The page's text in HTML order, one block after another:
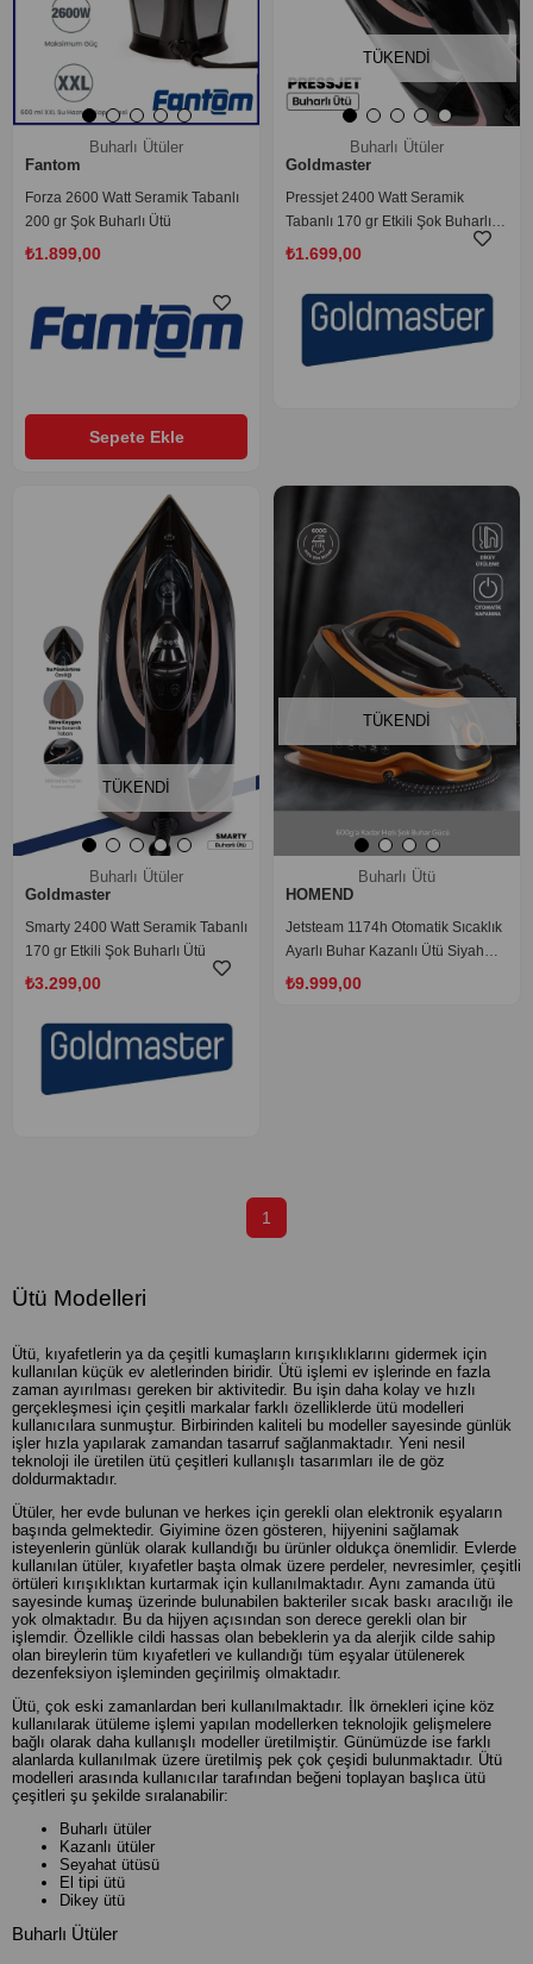
Buharlı Ütüler
Fantom
Forza 2600 Watt Seramik Tabanlı
200 gr Şok Buharlı Ütü
₺1.899,00
Sepete Ekle
TÜKENDI
Buharlı Ütüler
Goldmaster
Pressjet 2400 Watt Seramik
Tabanlı 170 gr Etkili Şok Buharlı
Ütü
₺1.699,00
TÜKENDI
Buharlı Ütüler
Goldmaster
Smarty 2400 Watt Seramik Tabanlı
170 gr Etkili Şok Buharlı Ütü
₺3.299,00
TÜKENDI
Buharlı Ütü
HOMEND
Jetsteam 1174h Otomatik Sıcaklık
Ayarlı Buhar Kazanlı Ütü Siyah
Turuncu
₺9.999,00
1
Ütü Modelleri
Ütü, kıyafetlerin ya da çeşitli kumaşların kırışıklıklarını gidermek için
kullanılan küçük ev aletlerinden biridir. Ütü işlemi ev işlerinde en fazla
zaman ayırılması gereken bir aktivitedir. Bu işin daha kolay ve hızlı
gerçekleşmesi için çeşitli markalar farklı özelliklerde ütü modelleri
kullanıcılara sunmuştur. Birbirinden kaliteli bu modeller sayesinde günlük
işler hızla yapılarak zamandan tasarruf sağlanmaktadır. Yeni nesil
teknoloji ile üretilen ütü çeşitleri kullanışlı tasarımları ile de göz
doldurmaktadır.
Ütüler, her evde bulunan ve herkes için gerekli olan elektronik eşyaların
başında gelmektedir. Giyimine özen gösteren, hijyenini sağlamak
isteyenlerin günlük olarak kullandığı bu ürünler oldukça önemlidir. Evlerde
kullanılan ütüler, kıyafetler başta olmak üzere perdeler, nevresimler, çeşitli
örtüleri kırışıklıktan kurtarmak için kullanılmaktadır. Aynı zamanda ütü
sayesinde kumaş üzerinde bulunabilen bakteriler sıcak baskı aracılığı ile
yok olmaktadır. Bu da hijyen açısından son derece gerekli olan bir
işlemdir. Özellikle cildi hassas olan bebeklerin ya da alerjik cilde sahip
olan bireylerin tüm kıyafetleri ve kullandığı tüm eşyalar ütülenerek
dezenfeksiyon işleminden geçirilmiş olmaktadır.
Ütü, çok eski zamanlardan beri kullanılmaktadır. İlk örnekleri içine köz
kullanılarak ütüleme işlemi yapılan modellerken teknolojik gelişmelere
bağlı olarak daha kullanışlı modeller üretilmiştir. Günümüzde ise farklı
alanlarda kullanılmak üzere üretilmiş pek çok çeşidi bulunmaktadır. Ütü
modelleri arasında kullanıcılar tarafından beğeni toplayan başlıca ütü
çeşitleri şu şekilde sıralanabilir:
Buharlı ütüler
Kazanlı ütüler
Seyahat ütüsü
El tipi ütü
Dikey ütü
Buharlı Ütüler